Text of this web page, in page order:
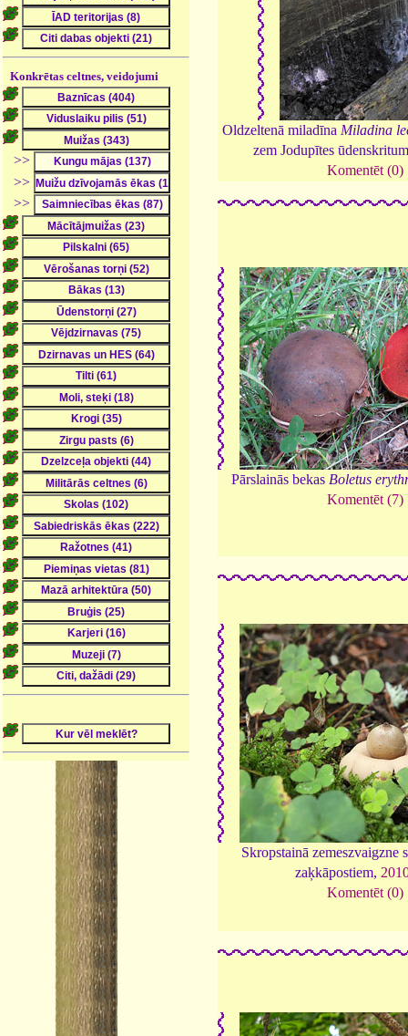
Konkrētas celtnes, veidojumi
>>
>>
>>
Oldzeltenā miladīna Miladina
zem Jodupītes
Komentēt (0)
Pārslainās bekas Boletus
Komentēt (7)
Skropstainā zemeszvaigzne
zaķkāpostiem,
Komentēt (0)